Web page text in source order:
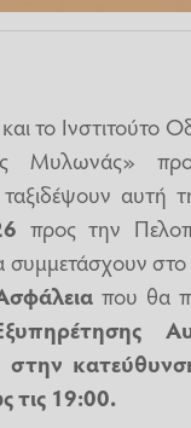
το Ινστιτούτο
Μυλωνάς»
αυτή
προς την
στο
που θα
τις 19:00.